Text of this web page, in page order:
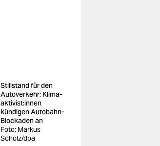
Stillstand für den
Autoverkehr: Kli­ma­
ak­ti­vis­t:in­nen
kündigen Autobahn-
Blockaden an
Foto: Markus
Scholz/dpa